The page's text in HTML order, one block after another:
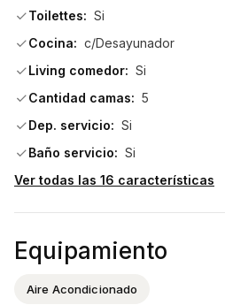
Toilettes: Si
Cocina: c/Desayunador
Living comedor: Si
Cantidad camas: 5
Dep. servicio: Si
Baño servicio: Si
Ver todas las 16 características
Equipamiento
Aire Acondicionado